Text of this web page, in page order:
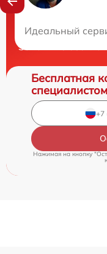
Идеальный
Нужна
Закажите
Бесплатная
специалистом
Нажимая на кнопку